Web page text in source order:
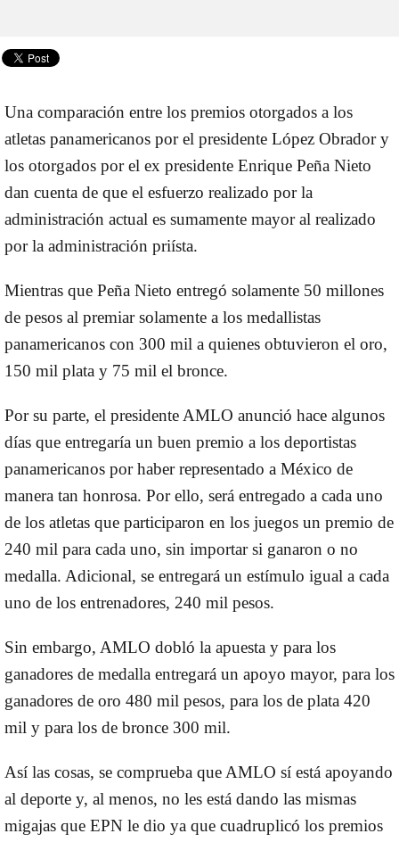
Una comparación entre los premios otorgados a los
atletas panamericanos por el presidente López Obrador y
los otorgados por el ex presidente Enrique Peña Nieto
dan cuenta de que el esfuerzo realizado por la
administración actual es sumamente mayor al realizado
por la administración priísta.
Mientras que Peña Nieto entregó solamente 50 millones
de pesos al premiar solamente a los medallistas
panamericanos con 300 mil a quienes obtuvieron el oro,
150 mil plata y 75 mil el bronce.
Por su parte, el presidente AMLO anunció hace algunos
días que entregaría un buen premio a los deportistas
panamericanos por haber representado a México de
manera tan honrosa. Por ello, será entregado a cada uno
de los atletas que participaron en los juegos un premio de
240 mil para cada uno, sin importar si ganaron o no
medalla. Adicional, se entregará un estímulo igual a cada
uno de los entrenadores, 240 mil pesos.
Sin embargo, AMLO dobló la apuesta y para los
ganadores de medalla entregará un apoyo mayor, para los
ganadores de oro 480 mil pesos, para los de plata 420
mil y para los de bronce 300 mil.
Así las cosas, se comprueba que AMLO sí está apoyando
al deporte y, al menos, no les está dando las mismas
migajas que EPN le dio ya que cuadruplicó los premios